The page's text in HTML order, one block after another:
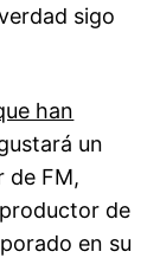
sigo
han
un
de FM,
de
en su